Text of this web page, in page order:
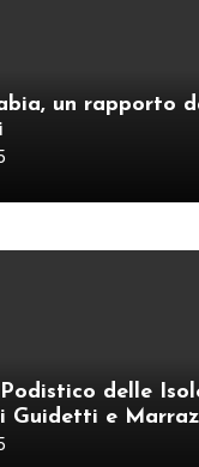
un rapporto
delle
Guidetti e